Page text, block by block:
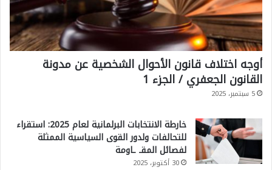
أوجه اختلاف قانون الأحوال الشخصية عن مدونة
القانون الجعفري / الجزء 1
5 سبتمبر، 2025
خارطة الانتخابات البرلمانية لعام 2025: استقراء
للتحالفات ولدور القوى السياسية الممثلة
لفصائل المقـ ـاومة
30 أكتوبر، 2025